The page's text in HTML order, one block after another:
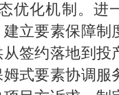
优化机制。进
立要素保障制
签约落地到投
姆式要素协调服